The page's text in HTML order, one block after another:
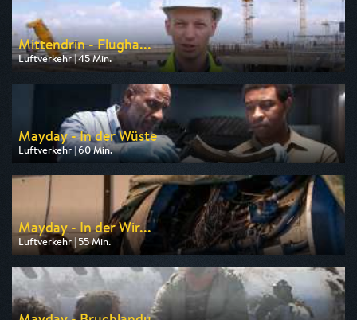
Mittendrin - Flugha...
Luftverkehr | 45 Min.
Ausgestrahlt von HR
am 07.08.2026, 15:15
Mayday - In der Wüste
Luftverkehr | 60 Min.
Ausgestrahlt von WELT
am 06.08.2026, 21:05
Mayday - In der Wir...
Luftverkehr | 55 Min.
Ausgestrahlt von N24 Doku
am 07.08.2026, 14:05